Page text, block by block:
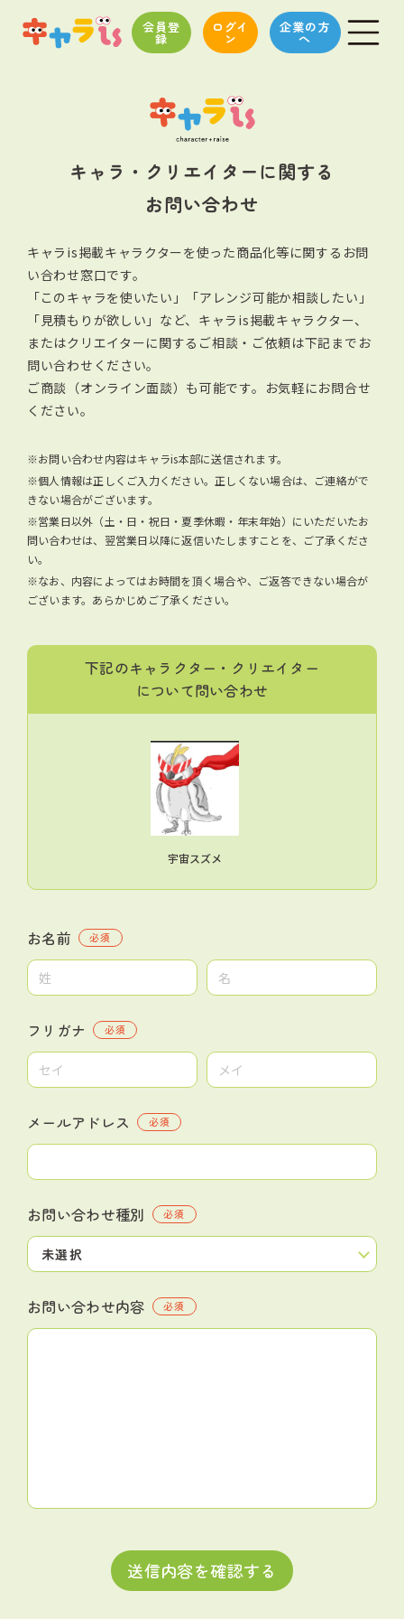
会員登
録
ログイ
ン
企業の方
へ
キャラ・クリエイターに関する
お問い合わせ
キャラis掲載キャラクターを使った商品化等に関するお問
い合わせ窓口です。
「このキャラを使いたい」「アレンジ可能か相談したい」
「見積もりが欲しい」など、キャラis掲載キャラクター、
またはクリエイターに関する ご相談・ご依頼は下記までお
問い合わせください。
ご商談（オンライン面談）も可能です。お気軽にお問合せ
ください。
※お問い合わせ内容はキャラis本部に送信されます。
※個人情報は正しくご入力ください。正しくない場合は、ご連絡がで
きない場合がございます。
※営業日以外（土・日・祝日・夏季休暇・年末年始）にいただいたお
問い合わせは、翌営業日以降に返信いたしますことを、ご了承くださ
い。
※なお、内容によってはお時間を頂く場合や、ご返答できない場合が
ございます。あらかじめご了承ください。
下記のキャラクター・クリエイター
について問い合わせ
宇宙スズメ
お名前 必須
フリガナ 必須
メールアドレス 必須
お問い合わせ種別 必須
お問い合わせ内容 必須
送信内容を確認する